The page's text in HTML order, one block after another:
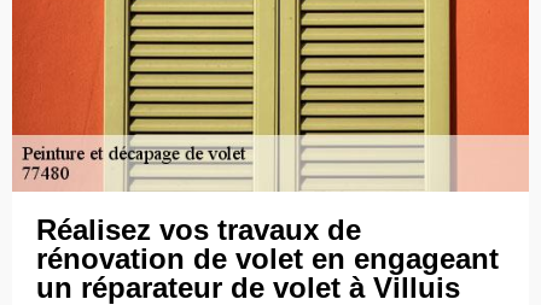
Réalisez vos travaux de
rénovation de volet en engageant
un réparateur de volet à Villuis